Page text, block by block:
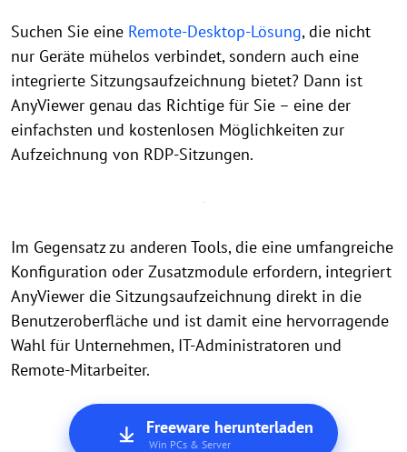
Suchen Sie eine Remote-Desktop-Lösung, die nicht
nur Geräte mühelos verbindet, sondern auch eine
integrierte Sitzungsaufzeichnung bietet? Dann ist
AnyViewer genau das Richtige für Sie – eine der
einfachsten und kostenlosen Möglichkeiten zur
Aufzeichnung von RDP-Sitzungen.
Im Gegensatz zu anderen Tools, die eine umfangreiche
Konfiguration oder Zusatzmodule erfordern, integriert
AnyViewer die Sitzungsaufzeichnung direkt in die
Benutzeroberfläche und ist damit eine hervorragende
Wahl für Unternehmen, IT-Administratoren und
Remote-Mitarbeiter.
Freeware herunterladen
Win PCs & Server